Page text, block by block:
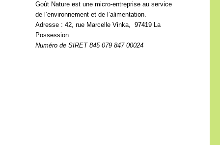
Goût Nature est une micro-entreprise au service
de l’environnement et de l’alimentation.
Adresse : 42, rue Marcelle Vinka, 97419 La
Possession
Numéro de SIRET 845 079 847 00024